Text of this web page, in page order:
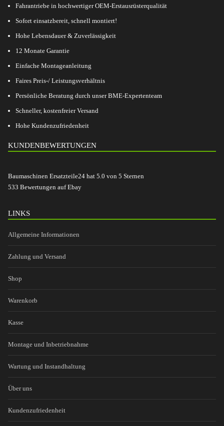
Fahrantriebe in hochwertiger OEM-Erstausrüsterqualität
Sofort einsatzbereit, schnell montiert!
Hohe Lebensdauer & Zuverlässigkeit
12 Monate Garantie
Einfache Montageanleitung
Faires Preis-/ Leistungsverhältnis
Persönliche Beratung durch unser BME-Expertenteam
Schneller, kostenfreier Versand
Hohe Kundenzufriedenheit
KUNDENBEWERTUNGEN
Baumaschinen Ersatzteile24 hat 5.0 von 5 Sternen
533 Bewertungen auf Ebay
LINKS
Allgemeine Informationen
Zahlung und Versand
Shop
Warenkorb
Kasse
Montage und Inbetriebnahme
Wartung und Instandhaltung
Über uns
Kundenzufriedenheit